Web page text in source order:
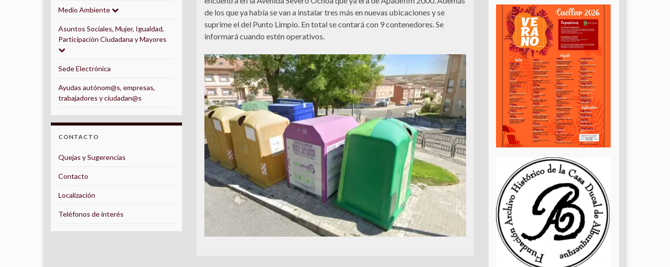
de los que ya había se van a instalar tres más en nuevas ubicaciones y se
suprime el del Punto Limpio. En total se contará con 9 contenedores. Se
informará cuando estén operativos.
Medio Ambiente
Asuntos Sociales, Mujer, Igualdad,
Participación Ciudadana y Mayores
Sede Electrónica
Ayudas autónom@s, empresas,
trabajadores y ciudadan@s
CONTACTO
Quejas y Sugerencias
Contacto
Localización
Teléfonos de interés